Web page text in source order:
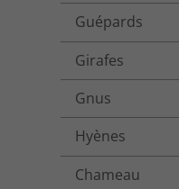
Guépards
Girafes
Gnus
Hyènes
Chameau